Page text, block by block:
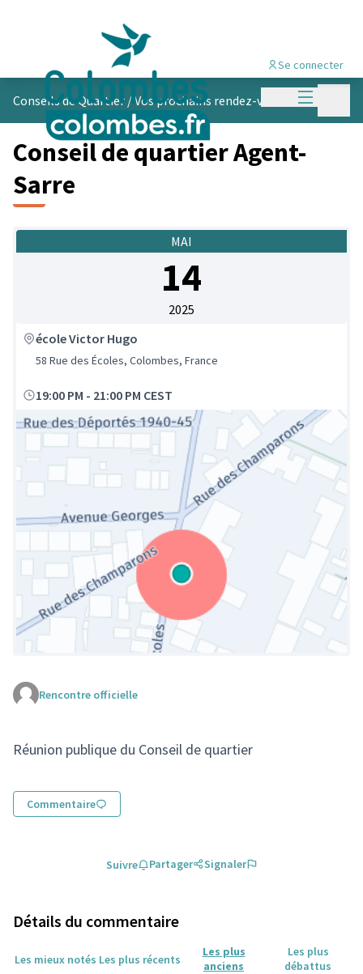
Menu
Se connecter
Conseils de Quartier /Vos prochains rendez-vous
Conseil de quartier Agent-
Sarre
MAI
14
2025
école Victor Hugo
58 Rue des Écoles, Colombes, France
19:00 PM - 21:00 PM CEST
(Lien externe)
Rencontre officielle
Réunion publique du Conseil de quartier
Commentaire
Suivre Partager Signaler
Détails du commentaire
Les mieux notés Les plus récents
Les plus
anciens
Les plus
débattus